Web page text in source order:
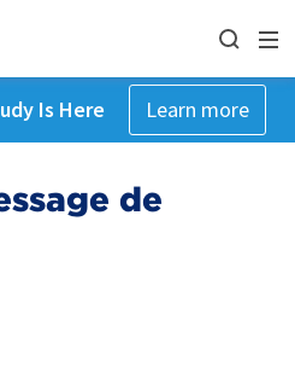
Is Here Learn more
de